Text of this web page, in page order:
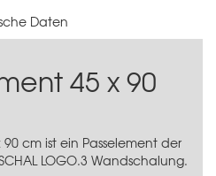
Daten
45 x 90
90 cm ist ein Passelement der
LOGO.3 Wandschalung.